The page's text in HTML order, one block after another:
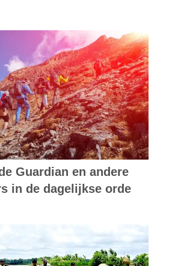
Guardian en andere
in de dagelijkse orde